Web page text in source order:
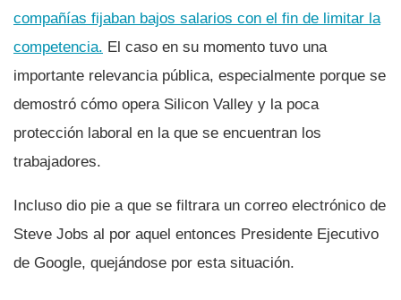
compañí­as fijaban bajos salarios con el fin de limitar la
competencia. El caso en su momento tuvo una
importante relevancia pública, especialmente porque se
demostró cómo opera Silicon Valley y la poca
protección laboral en la que se encuentran los
trabajadores.
Incluso dio pie a que se filtrara un correo electrónico de
Steve Jobs al por aquel entonces Presidente Ejecutivo
de Google, quejándose por esta situación.